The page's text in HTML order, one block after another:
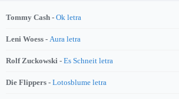
Tommy Cash - Ok letra
Leni Woess - Aura letra
Rolf Zuckowski - Es Schneit letra
Die Flippers - Lotosblume letra